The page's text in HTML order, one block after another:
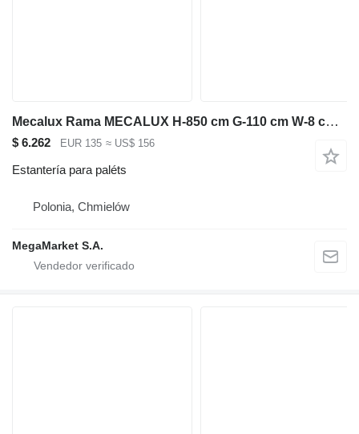
Mecalux Rama MECALUX H-850 cm G-110 cm W-8 cm niebieski używana
$ 6.262 EUR 135 ≈ US$ 156
Estantería para paléts
Polonia, Chmielów
MegaMarket S.A.